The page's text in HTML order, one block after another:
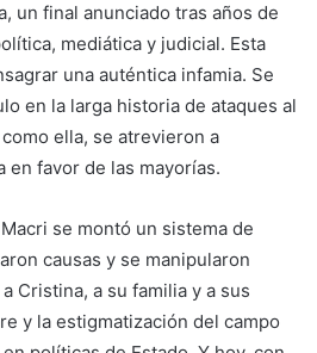
un final anunciado tras años de
mediática y judicial. Esta
una auténtica infamia. Se
en la larga historia de ataques al
ella, se atrevieron a
en favor de las mayorías.
se montó un sistema de
causas y se manipularon
Cristina, a su familia y a sus
y la estigmatización del campo